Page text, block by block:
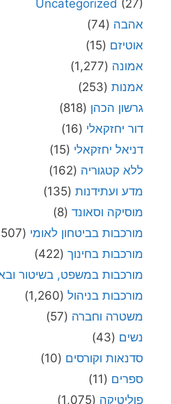
Uncategorized (27)
אהבה (74)
אוטיזם (15)
אמונה (1,277)
אמנות (253)
גרשון הכהן (818)
דור יחזקאלי (16)
דניאל יחזקאלי (15)
ללא קטגוריה (162)
מדע ועתידנות (135)
מוסיקה וסאונד (8)
מורכבות בביטחון לאומי (4,507)
מורכבות בחינוך (422)
מורכבות במשפט, בשיטור
מורכבות בניהול (1,260)
משטרה וחברה (57)
נשים (43)
סדנאות וקורסים (10)
ספרים (11)
פוליטיקה (1,075)